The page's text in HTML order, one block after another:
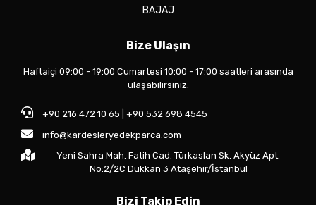
BAJAJ
Bize Ulaşın
Haftaiçi 09:00 - 19:00 Cumartesi 10:00 - 17:00 saatleri arasında
ulaşabilirsiniz.
+90 216 472 10 65 | +90 532 698 4545
info@kardesleryedekparca.com
Yeni Sahra Mah. Fatih Cad. Türkaslan Sk. Akyüz Apt.
No:2/2C Dükkan 3 Ataşehir/İstanbul
Bizi Takip Edin